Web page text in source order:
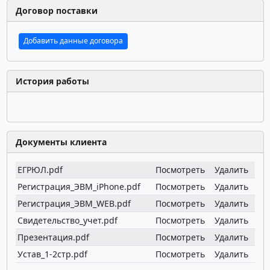
Договор поставки
Добавить данные договора
История работы
Документы клиента
ЕГРЮЛ.pdf Посмотреть
Удалить
Регистрация_ЭВМ_iPhone.pdf
Посмотреть
Удалить
Регистрация_ЭВМ_WEB.pdf
Посмотреть
Удалить
Свидетельство_учет.pdf
Посмотреть
Удалить
Презентация.pdf
Посмотреть
Удалить
Устав_1-2стр.pdf
Посмотреть Удалить